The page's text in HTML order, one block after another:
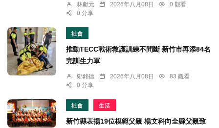
林獻元 2026年八月08日
0 觀看
0 分享
社會
推動TECC戰術救護訓練不間斷 新竹市再添84名
完訓生力軍
鄭銘德 2026年八月08日
83 觀看
0 分享
社會 生活
新竹縣表揚19位模範父親 楊文科向全縣父親致